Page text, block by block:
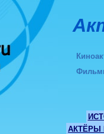
АКТЁРЫ